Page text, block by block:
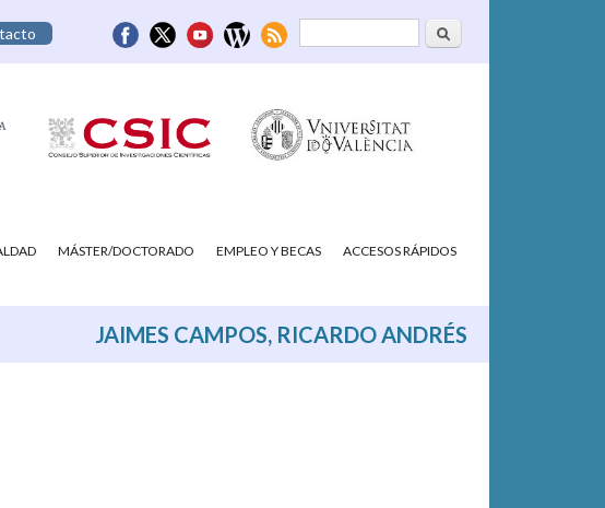
Formulario deBuscar
MÁSTER/DOCTORADO EMPLEO Y BECAS ACCESOS RÁPIDOS
JAIMES CAMPOS, RICARDO ANDRÉS